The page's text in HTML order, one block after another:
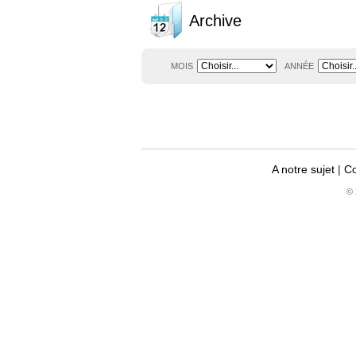
Archive
MOIS ANNÉE
A notre sujet|
©